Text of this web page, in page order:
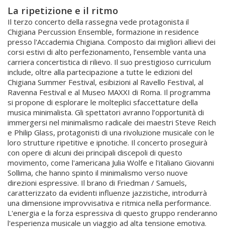
La ripetizione e il ritmo
Il terzo concerto della rassegna vede protagonista il
Chigiana Percussion Ensemble, formazione in residence
presso l'Accademia Chigiana. Composto dai migliori allievi dei
corsi estivi di alto perfezionamento, l’ensemble vanta una
carriera concertistica di rilievo. Il suo prestigioso curriculum
include, oltre alla partecipazione a tutte le edizioni del
Chigiana Summer Festival, esibizioni al Ravello Festival, al
Ravenna Festival e al Museo MAXXI di Roma. Il programma
si propone di esplorare le molteplici sfaccettature della
musica minimalista. Gli spettatori avranno l’opportunità di
immergersi nel minimalismo radicale dei maestri Steve Reich
e Philip Glass, protagonisti di una rivoluzione musicale con le
loro strutture ripetitive e ipnotiche. Il concerto proseguirà
con opere di alcuni dei principali discepoli di questo
movimento, come l'americana Julia Wolfe e l'italiano Giovanni
Sollima, che hanno spinto il minimalismo verso nuove
direzioni espressive. Il brano di Friedman / Samuels,
caratterizzato da evidenti influenze jazzistiche, introdurrà
una dimensione improvvisativa e ritmica nella performance.
L'energia e la forza espressiva di questo gruppo renderanno
l'esperienza musicale un viaggio ad alta tensione emotiva.